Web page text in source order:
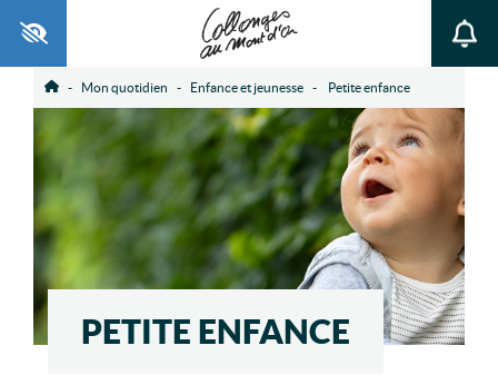
Mon quotidien Enfance et jeunesse Petite enfance
PETITE ENFANCE
Ouvrir la barre d’outils